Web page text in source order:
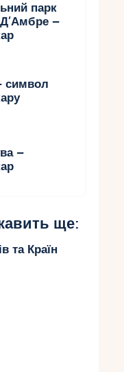
парк
–
символ
–
ще:
та Країн